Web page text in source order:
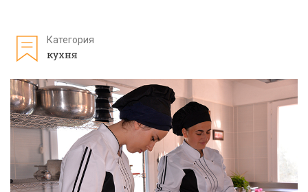
Категория
кухня